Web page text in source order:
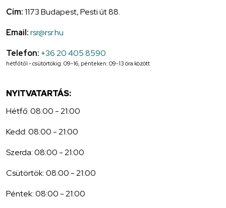
Cím:1173 Budapest, Pesti út 88.
Email:rsr@rsr.hu
Telefon: +36 20 405 8590
hétfőtől - csütörtökig: 09-16, pénteken: 09-13 óra között
NYITVATARTÁS:
Hétfő: 08:00 - 21:00
Kedd: 08:00 - 21:00
Szerda: 08:00 - 21:00
Csütörtök: 08:00 - 21:00
Péntek: 08:00 - 21:00